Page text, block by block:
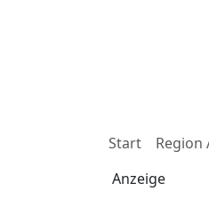
Start
Region
Anzeige